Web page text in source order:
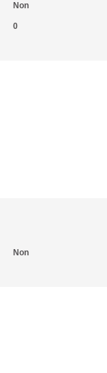
Non
0
Non